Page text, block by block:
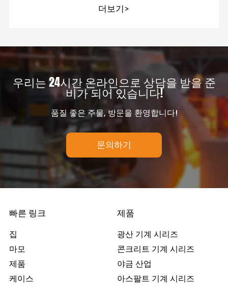
더보기>
우리는 24시간 온라인으로 상담을 받을 준
비가 되어 있습니다!
품질 좋은 주물, 방문을 환영합니다!
문의하기
빠른 링크
집
마모
제품
케이스
제품
광산 기계 시리즈
콘크리트 기계 시리즈
야금 산업
아스팔트 기계 시리즈